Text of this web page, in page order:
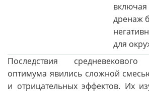
включая
дренаж
для
Последствия средневекового
оптимума явились сложной
и отрицательных эффектов. Их